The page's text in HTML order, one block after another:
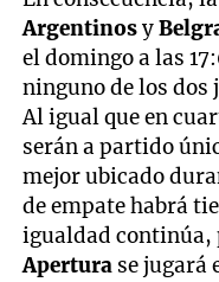
Argentinosy
el domingo a las
ninguno de los dos
Al igual que en
serán a partido
mejor ubicado
de empate habrá
igualdad continúa,
Apertura se jugará